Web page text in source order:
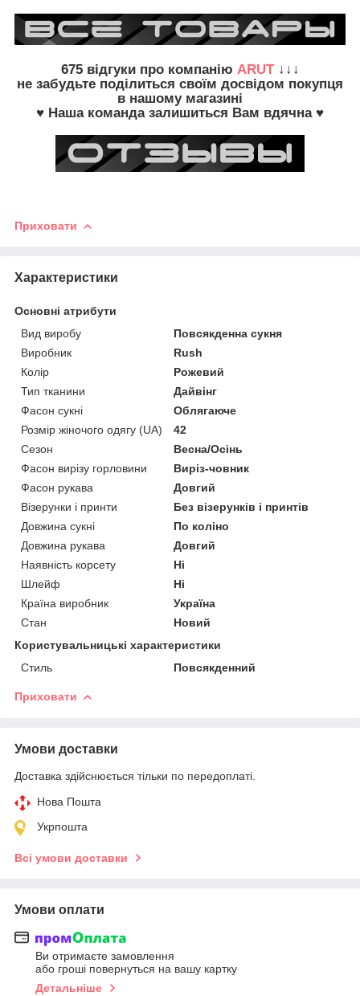
675 відгуки про компанію ARUT↓↓↓
не забудьте поділиться своїм досвідом покупця
в нашому магазині
♥ Наша команда залишиться Вам вдячна ♥
Приховати
Характеристики
Основні атрибути
Вид виробу
Повсякденна сукня
Виробник
Rush
Колір
Рожевий
Тип тканини
Дайвінг
Фасон сукні
Облягаюче
Розмір жіночого одягу (UA)
42
Сезон
Весна/Осінь
Фасон вирізу горловини
Виріз-човник
Фасон рукава
Довгий
Візерунки і принти
Без візерунків і принтів
Довжина сукні
По коліно
Довжина рукава
Довгий
Наявність корсету
Ні
Шлейф
Ні
Країна виробник
Україна
Стан
Новий
Користувальницькі характеристики
Стиль
Повсякденний
Приховати
Умови доставки
Доставка здійснюється тільки по передоплаті.
Нова Пошта
Укрпошта
Всі умови доставки
Умови оплати
Ви отримаєте замовлення
або гроші повернуться на вашу картку
Детальніше